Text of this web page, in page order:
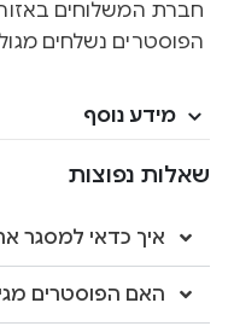
חברת המשלוחים
הפוסטרים נשלחים
מידע נוסף
שאלות נפוצות
איך כדאי למסגר
האם הפוסטרים